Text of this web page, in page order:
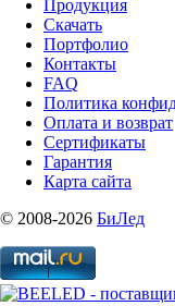
Продукция
Скачать
Портфолио
Контакты
FAQ
Политика
Оплата и возврат
Сертификаты
Гарантия
Карта сайта
© 2008-2026 БиЛед